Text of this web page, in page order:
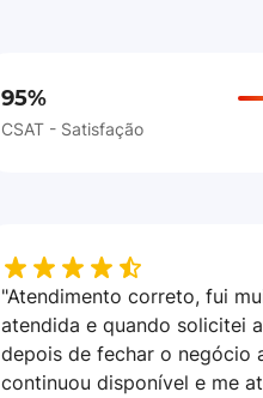
95%
CSAT - Satisfação
"Atendimento correto, fui
atendida e quando solicitei
depois de fechar o negócio
continuou disponível e me